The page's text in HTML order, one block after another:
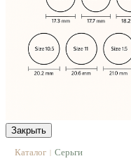
Закрыть
Каталог | Серьги